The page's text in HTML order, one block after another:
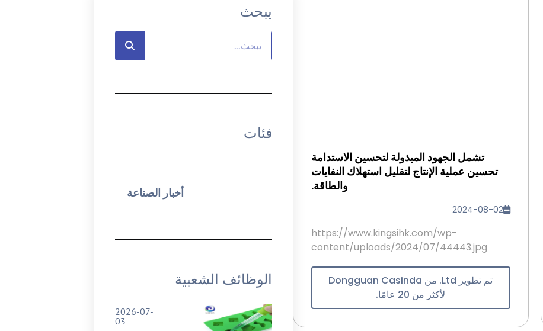
تشمل الجهود المبذولة لتحسين الاستدامة
تحسين عملية الإنتاج لتقليل استهلاك النفايات
والطاقة.
2024-08-02
https://www.kingsihk.com/wp-
content/uploads/2024/07/44443.jpg
تم تطوير Ltd. من Dongguan Casinda
لأكثر من 20 عامًا.
يبحث
فئات
أخبار الصناعة
الوظائف الشعبية
2026-07-
03